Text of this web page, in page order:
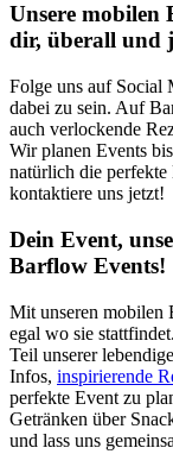
Unsere mobilen
dir, überall und
Folge uns auf Social
dabei zu sein. Auf
auch verlockende
Wir planen Events
natürlich die
kontaktiere uns jetzt!
Dein Event,
Barflow Events!
Mit unseren mobilen
egal wo sie
Teil unserer
Infos, inspirierende
perfekte Event zu
Getränken über
und lass uns